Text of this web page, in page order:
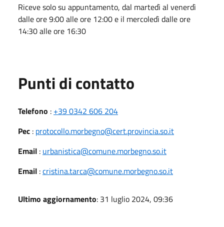
Riceve solo su appuntamento, dal martedì al venerdì
dalle ore 9:00 alle ore 12:00 e il mercoledì dalle ore
14:30 alle ore 16:30
Punti di contatto
Telefono : +39 0342 606 204
Pec : protocollo.morbegno@cert.provincia.so.it
Email : urbanistica@comune.morbegno.so.it
Email :cristina.tarca@comune.morbegno.so.it
Ultimo aggiornamento: 31 luglio 2024, 09:36